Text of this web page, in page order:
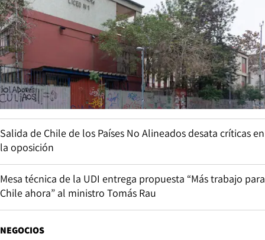
Salida de Chile de los Países No Alineados desata críticas en
la oposición
Mesa técnica de la UDI entrega propuesta “Más trabajo para
Chile ahora” al ministro Tomás Rau
NEGOCIOS